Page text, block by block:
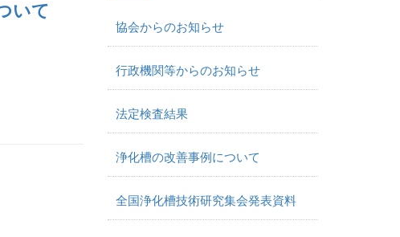
いて
協会からのお知らせ
行政機関等からのお知らせ
法定検査結果
浄化槽の改善事例について
全国浄化槽技術研究集会発表資料